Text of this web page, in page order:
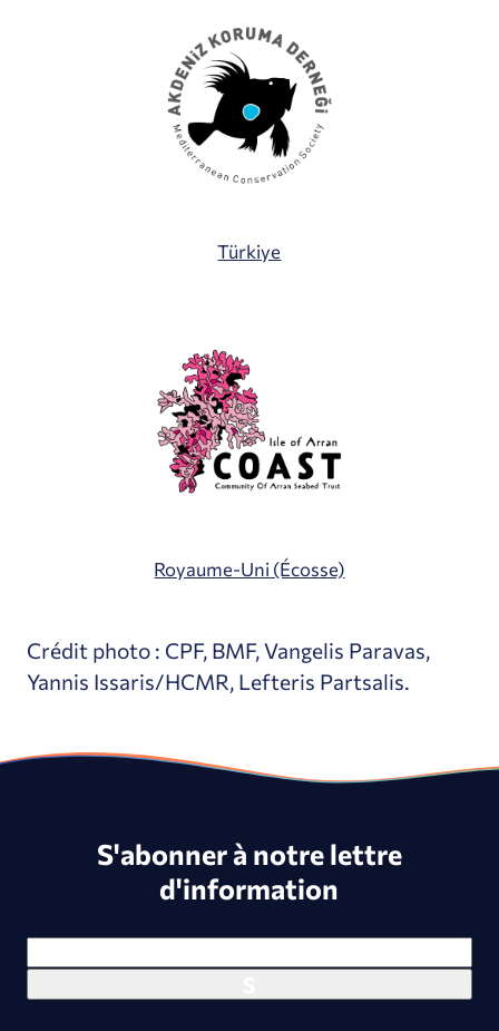
Türkiye
Royaume-Uni (Écosse)
Crédit photo : CPF, BMF, Vangelis Paravas,
Yannis Issaris/HCMR, Lefteris Partsalis.
S'abonner à notre lettre
d'information